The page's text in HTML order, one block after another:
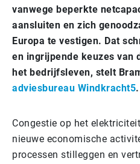
vanwege beperkte
aansluiten en zich
Europa te vestigen. Dat
en ingrijpende keuzes van
het bedrijfsleven, stelt
adviesbureau Windkracht5.
Congestie op het
nieuwe economische
processen stilleggen en